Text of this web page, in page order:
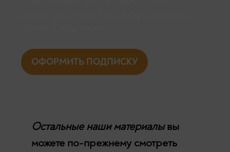
ОФОРМИТЬ ПОДПИСКУ
Остальные наши материалывы
можете по-прежнему смотреть